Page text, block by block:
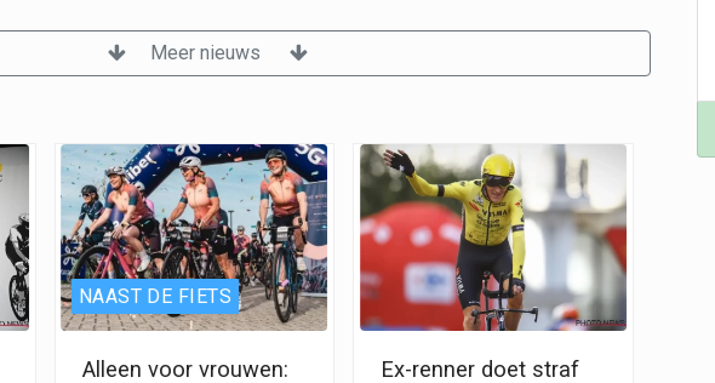
Meer nieuws
NAAST DE FIETS
Alleen voor vrouwen:
Ex-renner doet straf